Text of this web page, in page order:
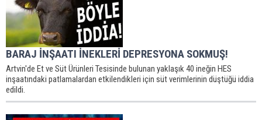
BARAJ İNŞAATI İNEKLERİ DEPRESYONA SOKMUŞ!
Artvin'de Et ve Süt Ürünleri Tesisinde bulunan yaklaşık 40 ineğin HES
inşaatındaki patlamalardan etkilendikleri için süt verimlerinin düştüğü iddia
edildi.